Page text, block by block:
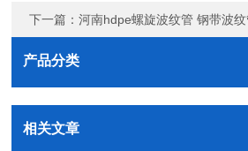
下一篇：河南hdpe螺旋波纹管 钢带波
产品分类
相关文章